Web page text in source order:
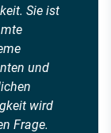
Sie ist
und
wird
Frage.